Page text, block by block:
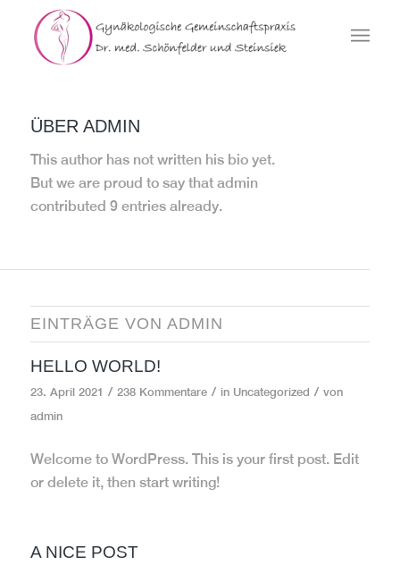
ÜBER ADMIN
This author has not written his bio yet.
But we are proud to say that admin
contributed 9 entries already.
EINTRÄGE VON ADMIN
HELLO WORLD!
23. April 2021 / 238 Kommentare / in Uncategorized / von
admin
Welcome to WordPress. This is your first post. Edit
or delete it, then start writing!
A NICE POST